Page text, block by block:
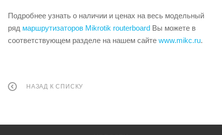
Подробнее узнать о наличии и ценах на весь модельный
ряд маршрутизаторов Mikrotik routerboard Вы можете в
соответствующем разделе на нашем сайте www.mikc.ru.
НАЗАД К СПИСКУ